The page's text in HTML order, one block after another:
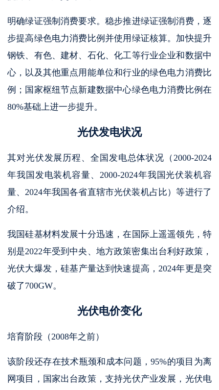
明确绿证强制消费要求。稳步推进绿证强制消费，逐
步提高绿色电力消费比例并使用绿证核算。加快提升
钢铁、有色、建材、石化、化工等行业企业和数据中
心，以及其他重点用能单位和行业的绿色电力消费比
例；国家枢纽节点新建数据中心绿色电力消费比例在
80%基础上进一步提升。
光伏发电状况
其对光伏发展历程、全国发电总体状况（2000-2024
年我国发电装机容量、2000-2024年我国光伏装机容
量、2024年我国各省直辖市光伏装机占比）等进行了
介绍。
我国硅基材料发展十分迅速，在国际上遥遥领先，特
别是2022年受到中央、地方政策密集出台利好政策，
光伏大爆发，硅基产量达到快速提高，2024年更是突
破了700GW。
光伏电价变化
培育阶段（2008年之前）
该阶段还存在技术瓶颈和成本问题，95%的项目为离
网项目，国家出台政策，支持光伏产业发展，光伏电